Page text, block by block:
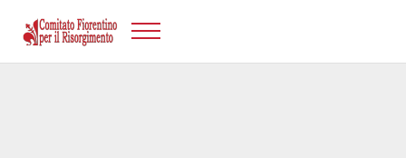
Risorgimento Firenze
Menu